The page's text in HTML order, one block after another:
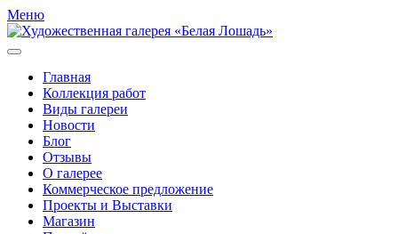
Меню
Главная
Коллекция работ
Виды галереи
Новости
Блог
Отзывы
О галерее
Коммерческое предложение
Проекты и Выставки
Магазин